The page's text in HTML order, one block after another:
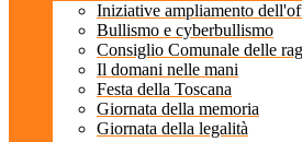
Iniziative ampliamento
Bullismo e cyberbullismo
Consiglio Comunale delle
Il domani nelle mani
Festa della Toscana
Giornata della memoria
Giornata della legalità